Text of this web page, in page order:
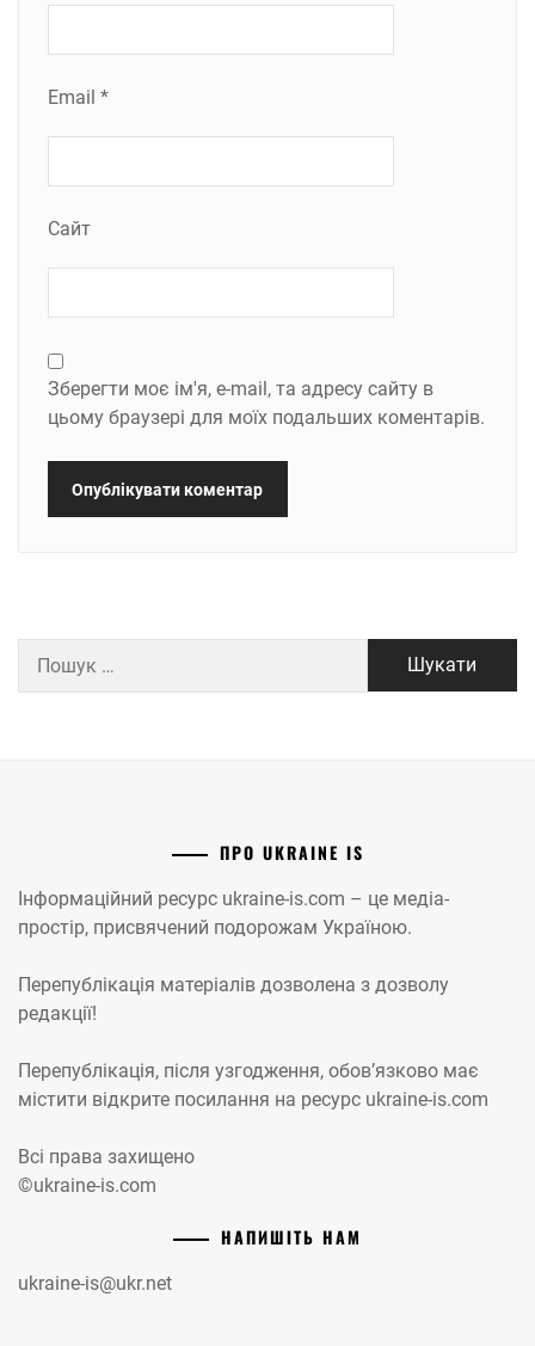
Email *
Сайт
Зберегти моє ім'я, e-mail, та адресу сайту в
цьому браузері для моїх подальших коментарів.
ПРО UKRAINE IS
Інформаційний ресурс ukraine-is.com – це медіа-
простір, присвячений подорожам Україною.
Перепублікація матеріалів дозволена з дозволу
редакції!
Перепублікація, після узгодження, обов’язково має
містити відкрите посилання на ресурс ukraine-is.com
Всі права захищено
©ukraine-is.com
НАПИШІТЬ НАМ
ukraine-is@ukr.net